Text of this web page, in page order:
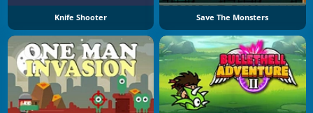
Knife Shooter Save The Monsters